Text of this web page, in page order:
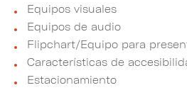
Equipos visuales
Equipos de audio
Flipchart/Equipo para
Características de
Estacionamiento